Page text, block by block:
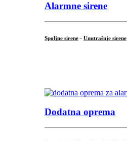
Alarmne sirene
Spoljne sirene - Unutrašnje sirene
Dodatna oprema